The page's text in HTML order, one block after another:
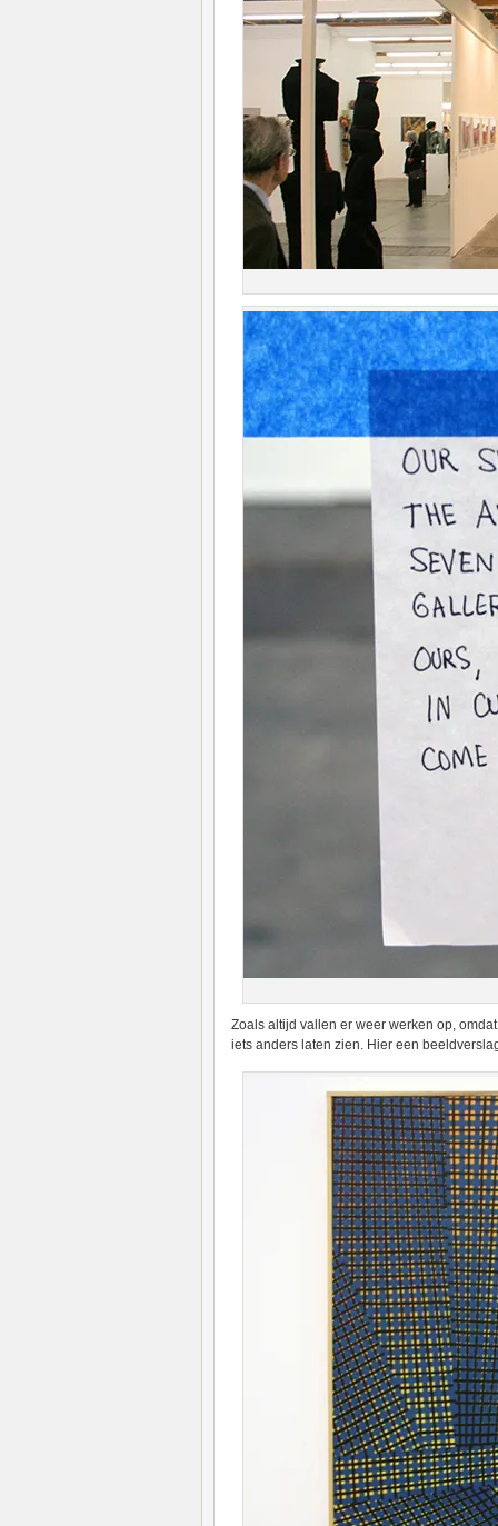
Zoals altijd vallen er weer werken op,
iets anders laten zien. Hier een